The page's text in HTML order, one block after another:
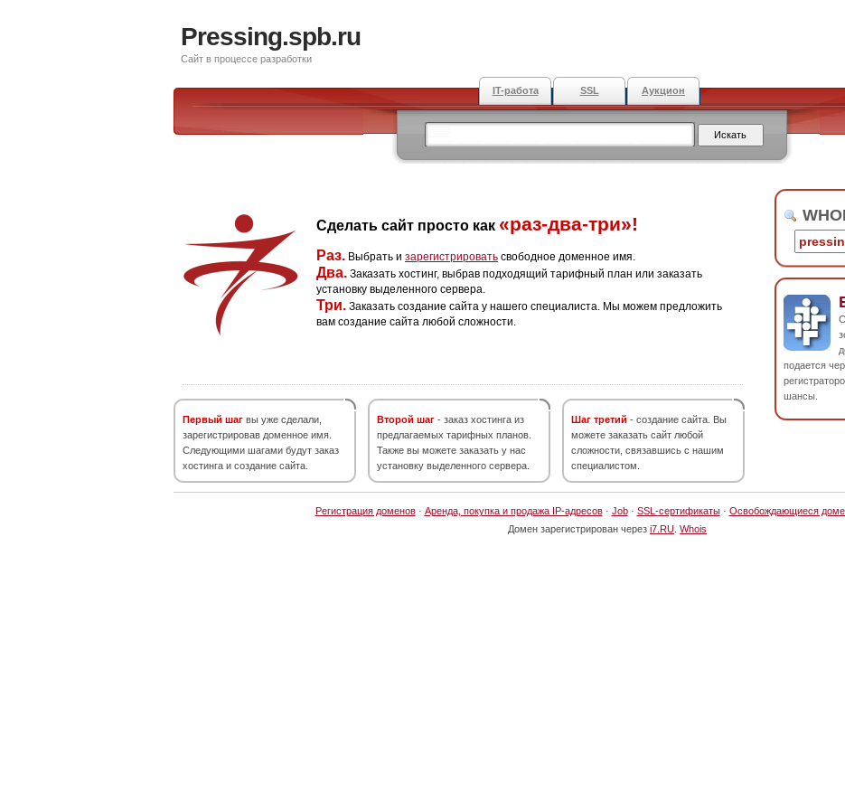
Pressing.spb.ru
Сайт в процессе разработки
IT-работа SSL Аукцион
Сделать сайт просто как «раз-два-три»!
Раз. Выбрать и зарегистрировать свободное доменное имя.
Два. Заказать хостинг, выбрав подходящий тарифный план или заказать
установку выделенного сервера.
Три. Заказать создание сайта у нашего специалиста. Мы можем предложить
вам создание сайта любой сложности.
Первый шаг вы уже сделали,
зарегистрировав доменное имя.
Следующими шагами будут заказ
хостинга и создание сайта.
Второй шаг - заказ хостинга из
предлагаемых тарифных планов.
Также вы можете заказать у нас
установку выделенного сервера.
Шаг третий - создание сайта. Вы
можете заказать сайт любой
сложности, связавшись с нашим
специалистом.
подается
шансы.
Регистрация доменов· Аренда, покупка и продажа IP-адресов· Job· SSL-сертификаты· Освобождающиеся
Домен зарегистрирован через i7.RU Whois